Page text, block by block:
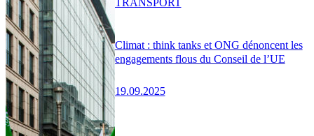
Climat : think tanks et ONG dénoncent les
engagements flous du Conseil de l’UE
19.09.2025
TRANSPORT